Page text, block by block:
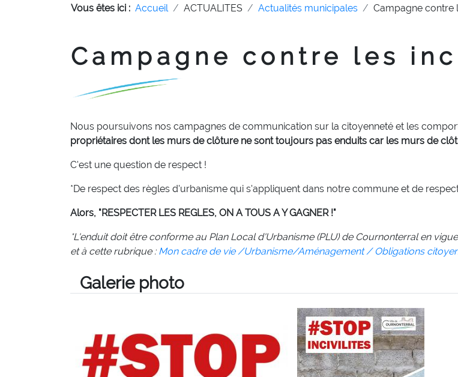
Vous êtes ici : Accueil ACTUALITES Actualités municipales Campagne contre
Campagne contre les
Nous poursuivons nos campagnes de communication sur la citoyenneté et les
propriétaires dont les murs de clôture ne sont toujours pas enduits car les murs de
C'est une question de respect !
*De respect des règles d'urbanisme qui s'appliquent dans notre commune et de
Alors, "RESPECTER LES REGLES, ON A TOUS A Y GAGNER !"
*L'enduit doit être conforme au Plan Local d'Urbanisme (PLU) de Cournonterral en
et à cette rubrique : Mon cadre de vie /Urbanisme/Aménagement / Obligations
Galerie photo